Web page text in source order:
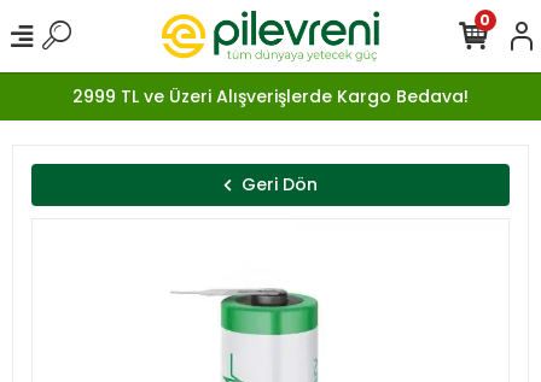
2999 TL ve Üzeri Alışverişlerde Kargo Bedava!
0
Geri Dön